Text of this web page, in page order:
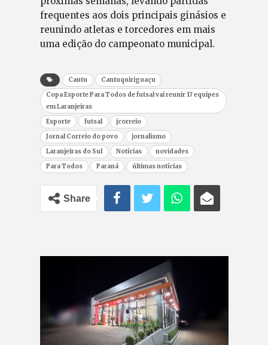
frequentes aos dois principais ginásios e
reunindo atletas e torcedores em mais
uma edição do campeonato municipal.
Cantu
Cantuquiriguaçu
Copa Esporte Para Todos de futsal vai reunir 17 equipes
em Laranjeiras
Esporte
futsal
jcorreio
Jornal Correio do povo
jornalismo
Laranjeiras do Sul
Notícias
novidades
Para Todos
Paraná últimas notícias
Share